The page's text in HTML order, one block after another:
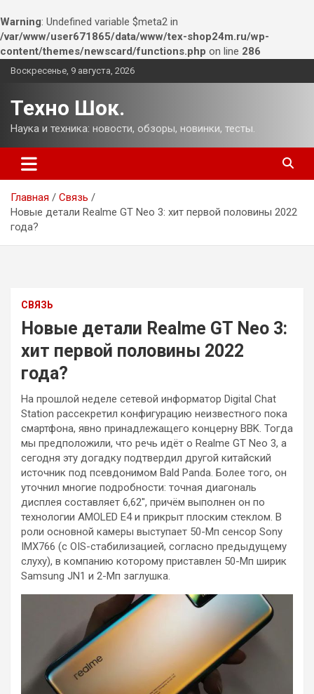
Warning: Undefined variable $meta2 in
/var/www/user671865/data/www/tex-shop24m.ru/wp-
content/themes/newscard/functions.php on line 286
Перейти
Воскресенье, 9 августа, 2026
Техно Шок.
Наука и техника: новости, обзоры, новинки, тесты.
Главная
Связь
Новые детали Realme GT Neo 3: хит первой половины 2022
года?
СВЯЗЬ
Новые детали Realme GT Neo 3:
хит первой половины 2022
года?
На прошлой неделе сетевой информатор Digital Chat
Station рассекретил конфигурацию неизвестного пока
смартфона, явно принадлежащего концерну BBK. Тогда
мы предположили, что речь идёт о Realme GT Neo 3, а
сегодня эту догадку подтвердил другой китайский
источник под псевдонимом Bald Panda. Более того, он
уточнил многие подробности: точная диагональ
дисплея составляет 6,62″, причём выполнен он по
технологии AMOLED E4 и прикрыт плоским стеклом. В
роли основной камеры выступает 50-Мп сенсор Sony
IMX766 (с OIS-стабилизацией, согласно предыдущему
слуху), в компанию которому приставлен 50-Мп ширик
Samsung JN1 и 2-Мп заглушка.